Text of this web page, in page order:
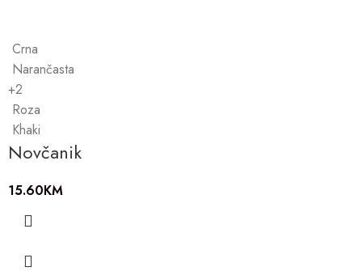
Crna
Narančasta
+2
Roza
Khaki
Novčanik
15.60KM